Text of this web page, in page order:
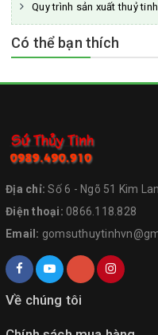
Quy trình sản xuất thuỷ
Có thể bạn thích
Địa chỉ:Số 6 - Ngõ 51 Kim
Điện thoại: 0866.118.828
Email:
Về chúng tôi